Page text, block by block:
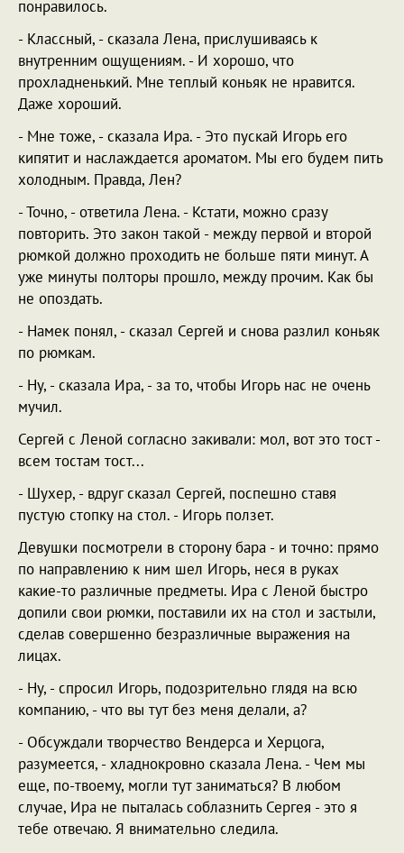
понравилось.
- Классный, - сказала Лена, прислушиваясь к
внутренним ощущениям. - И хорошо, что
прохладненький. Мне теплый коньяк не нравится.
Даже хороший.
- Мне тоже, - сказала Ира. - Это пускай Игорь его
кипятит и наслаждается ароматом. Мы его будем пить
холодным. Правда, Лен?
- Точно, - ответила Лена. - Кстати, можно сразу
повторить. Это закон такой - между первой и второй
рюмкой должно проходить не больше пяти минут. А
уже минуты полторы прошло, между прочим. Как бы
не опоздать.
- Намек понял, - сказал Сергей и снова разлил коньяк
по рюмкам.
- Ну, - сказала Ира, - за то, чтобы Игорь нас не очень
мучил.
Сергей с Леной согласно закивали: мол, вот это тост -
всем тостам тост...
- Шухер, - вдруг сказал Сергей, поспешно ставя
пустую стопку на стол. - Игорь ползет.
Девушки посмотрели в сторону бара - и точно: прямо
по направлению к ним шел Игорь, неся в руках
какие-то различные предметы. Ира с Леной быстро
допили свои рюмки, поставили их на стол и застыли,
сделав совершенно безразличные выражения на
лицах.
- Ну, - спросил Игорь, подозрительно глядя на всю
компанию, - что вы тут без меня делали, а?
- Обсуждали творчество Вендерса и Херцога,
разумеется, - хладнокровно сказала Лена. - Чем мы
еще, по-твоему, могли тут заниматься? В любом
случае, Ира не пыталась соблазнить Сергея - это я
тебе отвечаю. Я внимательно следила.